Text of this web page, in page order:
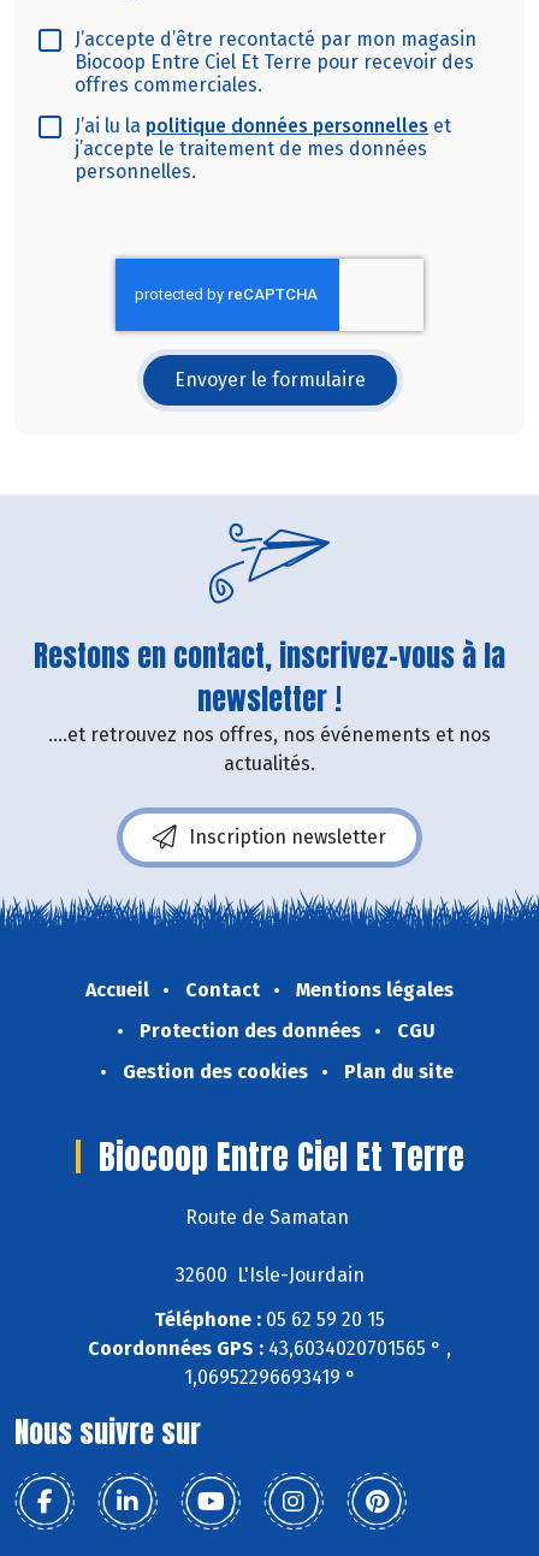
J’accepte d’être recontacté par mon magasin
Biocoop Entre Ciel Et Terre pour recevoir des
offres commerciales.
J’ai lu la politique données personnelles et
j’accepte le traitement de mes données
personnelles.
Envoyer le formulaire
Restons en contact, inscrivez-vous à la
newsletter !
....et retrouvez nos offres, nos événements et nos
actualités.
Inscription newsletter
Accueil Contact
Mentions légales
Protection des données
CGU
Gestion des cookies
Plan du site
Biocoop Entre Ciel Et Terre
Route de Samatan
32600 L'Isle-Jourdain
Téléphone : 05 62 59 20 15
Coordonnées GPS : 43,6034020701565 ° ,
1,06952296693419 °
Nous suivre sur